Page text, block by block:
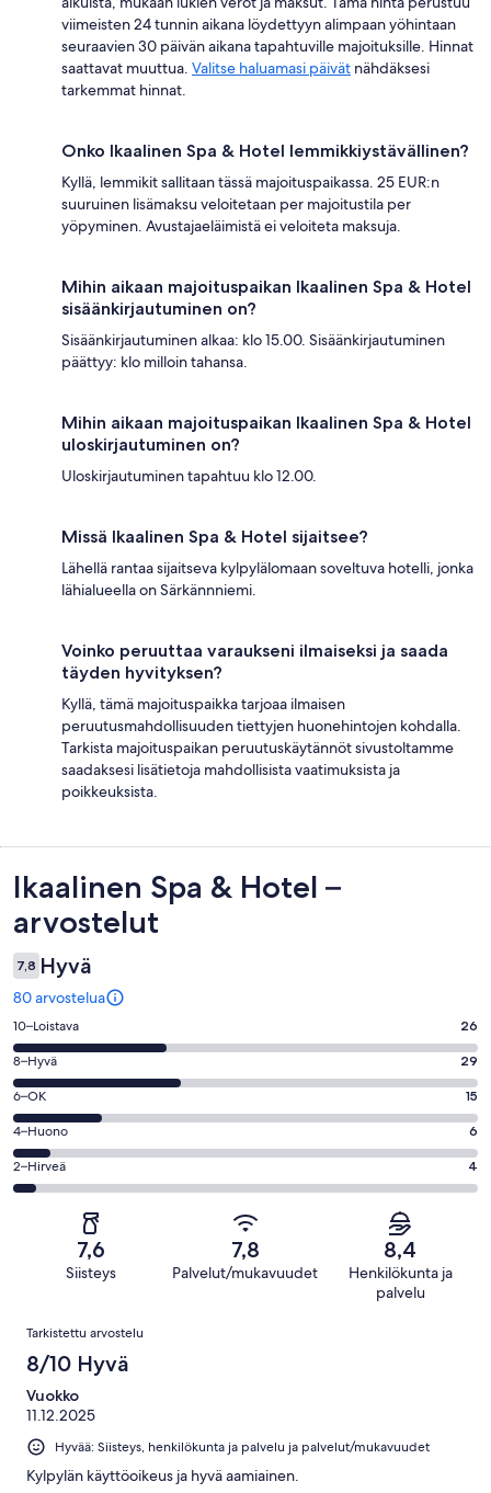
viimeisten 24 tunnin aikana löydettyyn alimpaan yöhintaan
seuraavien 30 päivän aikana tapahtuville majoituksille. Hinnat
saattavat muuttua. Valitse haluamasi päivät nähdäksesi
tarkemmat hinnat.
Onko Ikaalinen Spa & Hotel lemmikkiystävällinen?
Kyllä, lemmikit sallitaan tässä majoituspaikassa. 25 EUR:n
suuruinen lisämaksu veloitetaan per majoitustila per
yöpyminen. Avustajaeläimistä ei veloiteta maksuja.
Mihin aikaan majoituspaikan Ikaalinen Spa & Hotel
sisäänkirjautuminen on?
Sisäänkirjautuminen alkaa: klo 15.00. Sisäänkirjautuminen
päättyy: klo milloin tahansa.
Mihin aikaan majoituspaikan Ikaalinen Spa & Hotel
uloskirjautuminen on?
Uloskirjautuminen tapahtuu klo 12.00.
Missä Ikaalinen Spa & Hotel sijaitsee?
Lähellä rantaa sijaitseva kylpylälomaan soveltuva hotelli, jonka
lähialueella on Särkännniemi.
Voinko peruuttaa varaukseni ilmaiseksi ja saada
täyden hyvityksen?
Kyllä, tämä majoituspaikka tarjoaa ilmaisen
peruutusmahdollisuuden tiettyjen huonehintojen kohdalla.
Tarkista majoituspaikan peruutuskäytännöt sivustoltamme
saadaksesi lisätietoja mahdollisista vaatimuksista ja
poikkeuksista.
Arvostelut
Ikaalinen Spa & Hotel –
arvostelut
7,8 Hyvä
80 arvostelua
Arvosana
10
-
Loistava.
26
kautta
80
arvostelua
10–Loistava 26
Arvosana
8
-
Hyvä.
29
kautta
arvostelua
8–Hyvä 29
Arvosana
6
-
OK.
15
arvostelua
6–OK 15
Arvosana
4
-
4–Huono 6
Arvosana
2
arvostelua
2–Hirveä 4
7,6
Siisteys
7,8
Palvelut/mukavuudet
8,4
Henkilökunta ja
palvelu
Arvostelut
Tarkistettu arvostelu
8/10 Hyvä
Vuokko
11.12.2025
Hyvää: Siisteys, henkilökunta ja palvelu ja palvelut/mukavuudet
Kylpylän käyttöoikeus ja hyvä aamiainen.